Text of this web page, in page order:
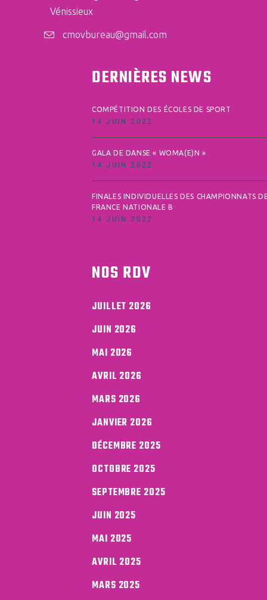
Vénissieux
cmovbureau@gmail.com
DERNIÈRES NEWS
COMPÉTITION DES ÉCOLES DE SPORT
14 JUIN 2022
GALA DE DANSE « WOMA(E)N »
14 JUIN 2022
FINALES INDIVIDUELLES DES CHAMPIONNATS
FRANCE NATIONALE B
14 JUIN 2022
NOS RDV
JUILLET 2026
JUIN 2026
MAI 2026
AVRIL 2026
MARS 2026
JANVIER 2026
DÉCEMBRE 2025
OCTOBRE 2025
SEPTEMBRE 2025
JUIN 2025
MAI 2025
AVRIL 2025
MARS 2025